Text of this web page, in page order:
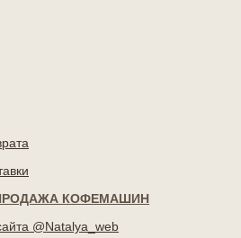
КОФЕМАШИН
@Natalya_web